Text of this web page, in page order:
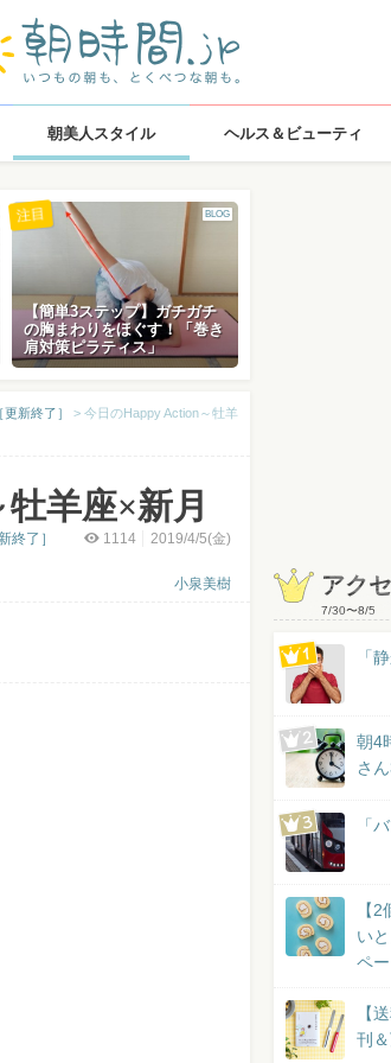
朝美人スタイル ヘルス＆ビューティ
BLOG
【簡単3ステップ】ガチガチ
の胸まわりをほぐす！「巻き
肩対策ピラティス」
注目
新終了］ > 今日のHappy Action～牡羊
羊座×新月
1114 2019/4/5(金)
小泉美樹
終了］
アク
7/30〜8/5
「
朝4
さ
「
【
い
ペ
【
刊